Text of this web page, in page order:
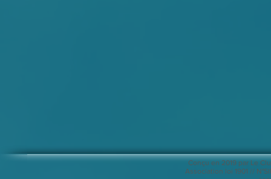
Conçu en 2019 par Le
Association loi 1901 //